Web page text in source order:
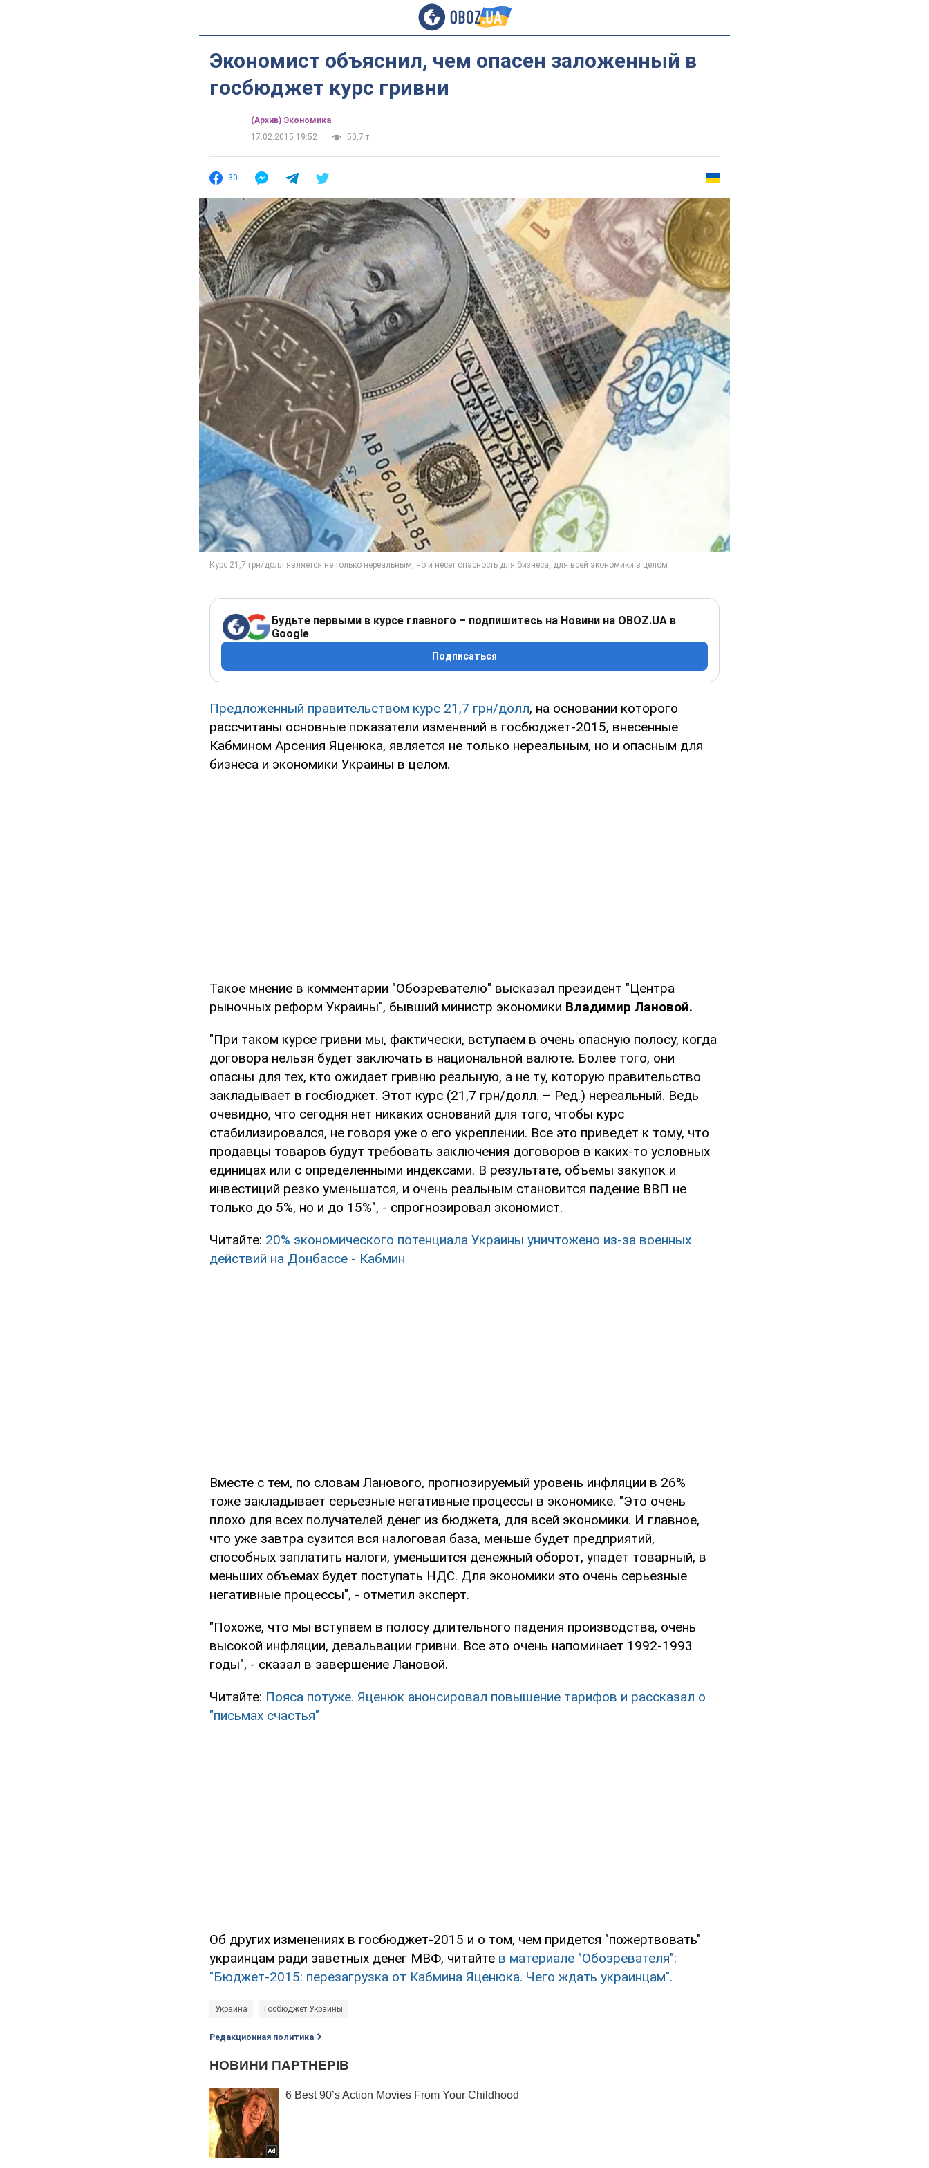
Экономист объяснил, чем опасен заложенный в
госбюджет курс гривни
(Архив) Экономика
17.02.2015 19:52
50,7 т.
30
Будьте первыми в курсе главного – подпишитесь на Новини на OBOZ.UA в
Google
Подписаться
Предложенный правительством курс 21,7 грн/долл, на основании которого
рассчитаны основные показатели изменений в госбюджет-2015, внесенные
Кабмином Арсения Яценюка, является не только нереальным, но и опасным для
бизнеса и экономики Украины в целом.
Такое мнение в комментарии "Обозревателю" высказал президент "Центра
рыночных реформ Украины", бывший министр экономики Владимир Лановой.
"При таком курсе гривни мы, фактически, вступаем в очень опасную полосу, когда
договора нельзя будет заключать в национальной валюте. Более того, они
опасны для тех, кто ожидает гривню реальную, а не ту, которую правительство
закладывает в госбюджет. Этот курс (21,7 грн/долл. – Ред.) нереальный. Ведь
очевидно, что сегодня нет никаких оснований для того, чтобы курс
стабилизировался, не говоря уже о его укреплении. Все это приведет к тому, что
продавцы товаров будут требовать заключения договоров в каких-то условных
единицах или с определенными индексами. В результате, объемы закупок и
инвестиций резко уменьшатся, и очень реальным становится падение ВВП не
только до 5%, но и до 15%", - спрогнозировал экономист.
Читайте: 20% экономического потенциала Украины уничтожено из-за военных
действий на Донбассе - Кабмин
Вместе с тем, по словам Ланового, прогнозируемый уровень инфляции в 26%
тоже закладывает серьезные негативные процессы в экономике. "Это очень
плохо для всех получателей денег из бюджета, для всей экономики. И главное,
что уже завтра сузится вся налоговая база, меньше будет предприятий,
способных заплатить налоги, уменьшится денежный оборот, упадет товарный, в
меньших объемах будет поступать НДС. Для экономики это очень серьезные
негативные процессы", - отметил эксперт.
"Похоже, что мы вступаем в полосу длительного падения производства, очень
высокой инфляции, девальвации гривни. Все это очень напоминает 1992-1993
годы", - сказал в завершение Лановой.
Читайте: Пояса потуже. Яценюк анонсировал повышение тарифов и рассказал о
"письмах счастья"
Об других изменениях в госбюджет-2015 и о том, чем придется "пожертвовать"
украинцам ради заветных денег МВФ, читайте в материале "Обозревателя":
"Бюджет-2015: перезагрузка от Кабмина Яценюка. Чего ждать украинцам".
Украина Госбюджет Украины
Редакционная политика